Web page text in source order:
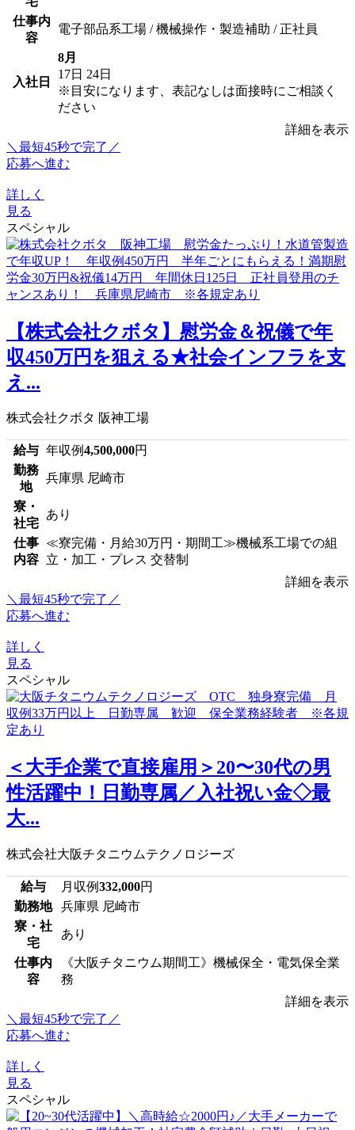
仕事内
容
電子部品系工場 / 機械操作・製造補助 / 正社員
入社日
8月
17日 24日
※目安になります、表記なしは面接時にご相談く
ださい
詳細を表示
＼最短45秒で完了／
応募へ進む
詳しく
見る
スペシャル
【株式会社クボタ】慰労金＆祝儀で年
収450万円を狙える★社会インフラを支
え...
株式会社クボタ 阪神工場
給与 年収例4,500,000円
勤務
地
兵庫県 尼崎市
寮・
社宅
あり
仕事
内容
≪寮完備・月給30万円・期間工≫機械系工場での組
立・加工・プレス 交替制
詳細を表示
＼最短45秒で完了／
応募へ進む
詳しく
見る
スペシャル
＜大手企業で直接雇用＞20〜30代の男
性活躍中！日勤専属／入社祝い金◇最
大...
株式会社大阪チタニウムテクノロジーズ
給与 月収例332,000円
勤務地
兵庫県 尼崎市
寮・社
宅
あり
仕事内
容
《大阪チタニウム期間工》機械保全・電気保全業
務
詳細を表示
＼最短45秒で完了／
応募へ進む
詳しく
見る
スペシャル